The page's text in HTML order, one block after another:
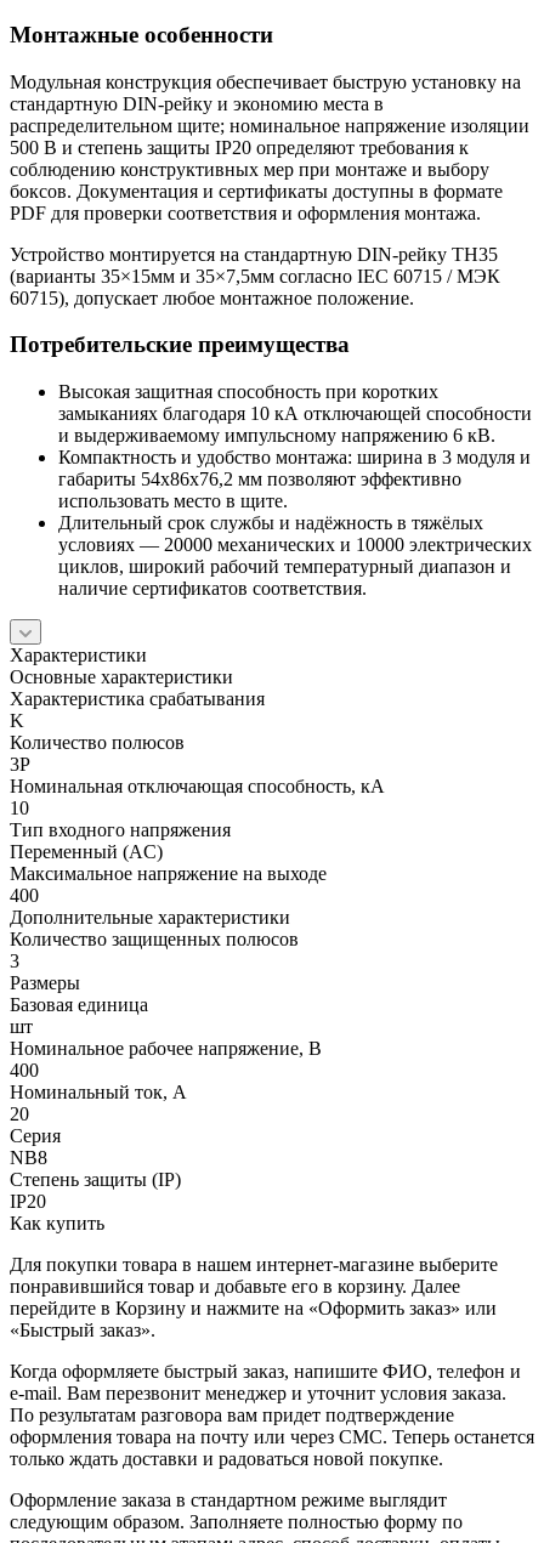
Монтажные особенности
Модульная конструкция обеспечивает быструю установку на
стандартную DIN-рейку и экономию места в
распределительном щите; номинальное напряжение изоляции
500 В и степень защиты IP20 определяют требования к
соблюдению конструктивных мер при монтаже и выбору
боксов. Документация и сертификаты доступны в формате
PDF для проверки соответствия и оформления монтажа.
Устройство монтируется на стандартную DIN-рейку ТН35
(варианты 35×15мм и 35×7,5мм согласно IEC 60715 / МЭК
60715), допускает любое монтажное положение.
Потребительские преимущества
Высокая защитная способность при коротких
замыканиях благодаря 10 кА отключающей способности
и выдерживаемому импульсному напряжению 6 кВ.
Компактность и удобство монтажа: ширина в 3 модуля и
габариты 54x86x76,2 мм позволяют эффективно
использовать место в щите.
Длительный срок службы и надёжность в тяжёлых
условиях — 20000 механических и 10000 электрических
циклов, широкий рабочий температурный диапазон и
наличие сертификатов соответствия.
Характеристики
Основные характеристики
Характеристика срабатывания
K
Количество полюсов
3P
Номинальная отключающая способность, кА
10
Тип входного напряжения
Переменный (AC)
Максимальное напряжение на выходе
400
Дополнительные характеристики
Количество защищенных полюсов
3
Размеры
Базовая единица
шт
Номинальное рабочее напряжение, В
400
Номинальный ток, А
20
Серия
NB8
Степень защиты (IP)
IP20
Как купить
Для покупки товара в нашем интернет-магазине выберите
понравившийся товар и добавьте его в корзину. Далее
перейдите в Корзину и нажмите на «Оформить заказ» или
«Быстрый заказ».
Когда оформляете быстрый заказ, напишите ФИО, телефон и
e-mail. Вам перезвонит менеджер и уточнит условия заказа.
По результатам разговора вам придет подтверждение
оформления товара на почту или через СМС. Теперь останется
только ждать доставки и радоваться новой покупке.
Оформление заказа в стандартном режиме выглядит
следующим образом. Заполняете полностью форму по